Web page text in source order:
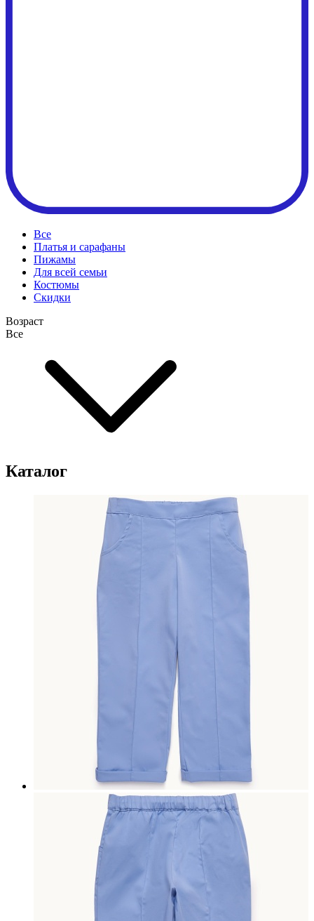
Все
Платья и сарафаны
Пижамы
Для всей семьи
Костюмы
Cкидки
Возраст
Все
Каталог